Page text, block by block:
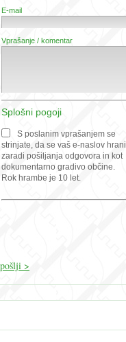
E-mail
Vprašanje / komentar
Splošni pogoji
S poslanim vprašanjem se
strinjate, da se vaš e-naslov hrani
zaradi pošiljanja odgovora in kot
dokumentarno gradivo občine.
Rok hrambe je 10 let.